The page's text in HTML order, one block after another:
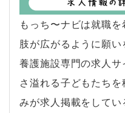
もっち〜ナビは就職
肢が広がるように願
養護施設専門の求人
さ溢れる子どもたち
みが求人掲載をして